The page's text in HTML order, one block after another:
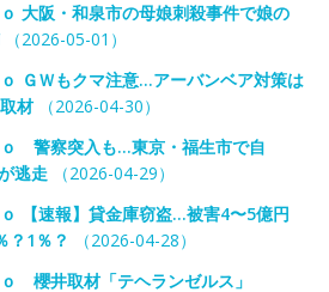
大阪・和泉市の母娘刺殺事件で娘の
（2026-05-01）
ＧＷもクマ注意…アーバンベア対策は
材（2026-04-30）
警察突入も…東京・福生市で自
逃走（2026-04-29）
【速報】貸金庫窃盗…被害4〜5億円
？1％？
（2026-04-28）
櫻井取材「テヘランゼルス」